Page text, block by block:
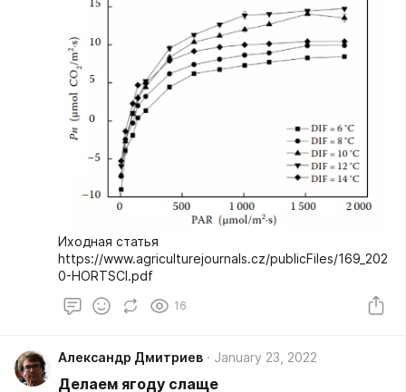
Иходная статья
https://www.agriculturejournals.cz/publicFiles/169_202
0-HORTSCI.pdf
16
Александр Дмитриев January 23, 2022
Делаем ягоду слаще